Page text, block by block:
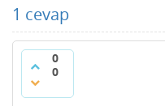
1 cevap
0
0